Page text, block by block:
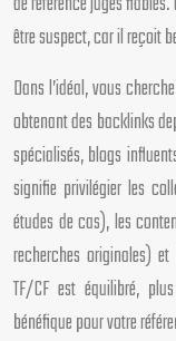
être suspect, car il reçoit
Dans l’idéal, vous
obtenant des backlinks
spécialisés, blogs
signifie privilégier les
études de cas), les
recherches originales)
TF/CF est équilibré,
bénéfique pour votre